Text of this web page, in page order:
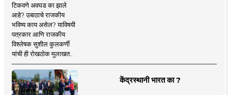
टिकवणे अवघड का झाले
आहे? उबाठाचे राजकीय
भविष्य काय असेल? याविषयी
पत्रकार आणि राजकीय
विश्लेषक सुशील कुलकर्णी
यांची ही रोखठोक मुलाखत..
केंद्रस्थानी भारत का ?